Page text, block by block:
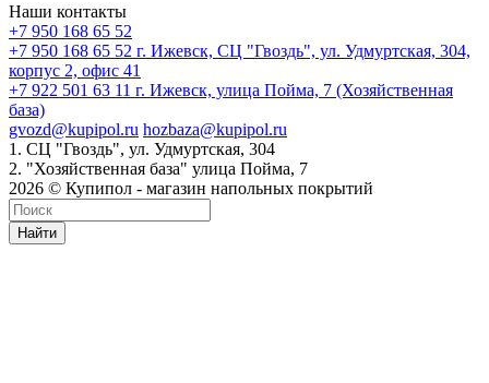
Наши контакты
+7 950 168 65 52
+7 950 168 65 52 г. Ижевск, СЦ "Гвоздь", ул. Удмуртская, 304,
корпус 2, офис 41
+7 922 501 63 11 г. Ижевск, улица Пойма, 7 (Хозяйственная
база)
gvozd@kupipol.ru hozbaza@kupipol.ru
1. СЦ "Гвоздь", ул. Удмуртская, 304
2. "Хозяйственная база" улица Пойма, 7
2026 © Купипол - магазин напольных покрытий
Найти